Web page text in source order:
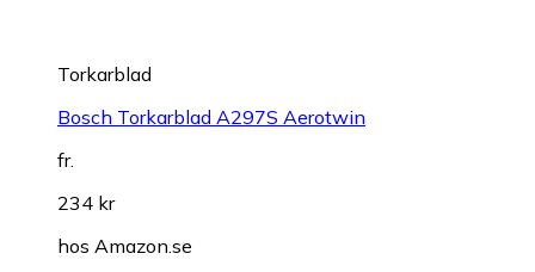
Torkarblad
Bosch Torkarblad A297S Aerotwin
fr.
234 kr
hos Amazon.se